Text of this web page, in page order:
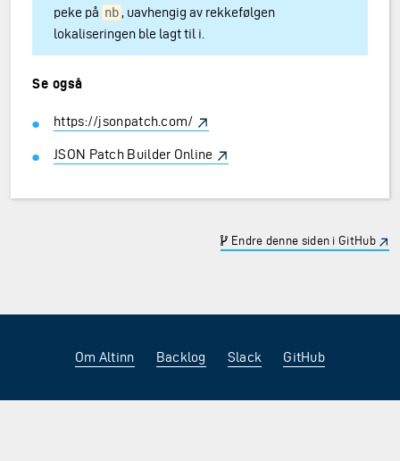
peke på nb, uavhengig av rekkefølgen
lokaliseringen ble lagt til i.
Se også
https://jsonpatch.com/
JSON Patch Builder Online
Endre denne siden i GitHub
Om Altinn Backlog Slack GitHub